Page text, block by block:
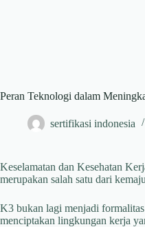
Peran Teknologi dalam
sertifikasi indonesia
Keselamatan dan Kesehatan
merupakan salah satu dari
K3 bukan lagi menjadi formalitas
menciptakan lingkungan kerja